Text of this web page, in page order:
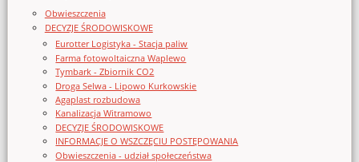
Obwieszczenia
DECYZJE ŚRODOWISKOWE
Eurotter Logistyka - Stacja paliw
Farma fotowoltaiczna Waplewo
Tymbark - Zbiornik CO2
Droga Selwa - Lipowo Kurkowskie
Agaplast rozbudowa
Kanalizacja Witramowo
DECYZJE ŚRODOWISKOWE
INFORMACJE O WSZCZĘCIU POSTĘPOWANIA
Obwieszczenia - udział społeczeństwa